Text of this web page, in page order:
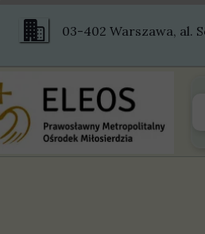
03-402 Warszawa, al.